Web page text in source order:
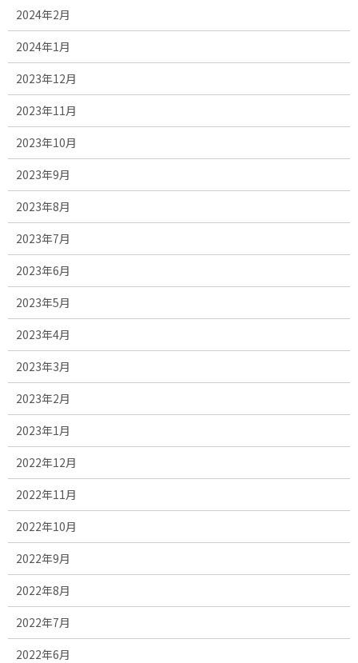
2024年2月
2024年1月
2023年12月
2023年11月
2023年10月
2023年9月
2023年8月
2023年7月
2023年6月
2023年5月
2023年4月
2023年3月
2023年2月
2023年1月
2022年12月
2022年11月
2022年10月
2022年9月
2022年8月
2022年7月
2022年6月